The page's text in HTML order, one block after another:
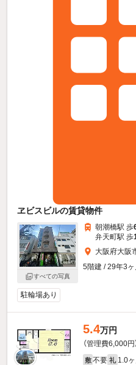
ヱビスビルの賃貸物件
すべての写真
朝潮橋駅 歩
弁天町駅 歩
大阪府大阪
5階建 / 29年3ヶ
駐輪場あり
5.4万円
（管理費6,000円
敷 不要 礼 1.0ヶ